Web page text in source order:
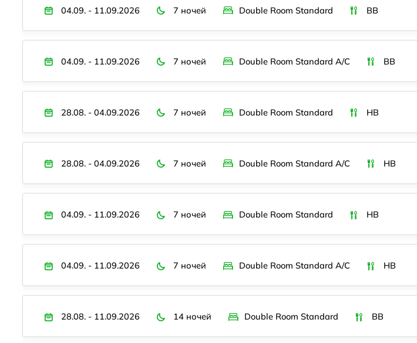
04.09. - 11.09.2026 7 ночей Double Room Standard BB
04.09. - 11.09.2026 7 ночей Double Room Standard A/C BB
28.08. - 04.09.2026 7 ночей Double Room Standard HB
28.08. - 04.09.2026 7 ночей Double Room Standard A/C HB
04.09. - 11.09.2026 7 ночей Double Room Standard HB
04.09. - 11.09.2026 7 ночей Double Room Standard A/C HB
28.08. - 11.09.2026 14 ночей Double Room Standard BB